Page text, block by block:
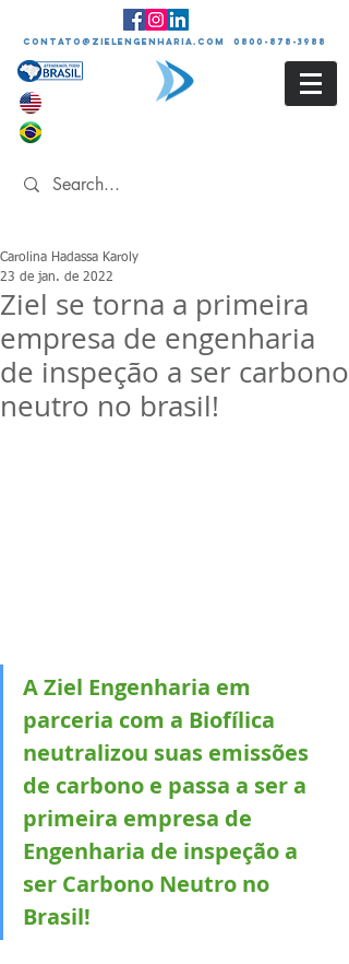
contato@zielengenharia.com 0800-878-3988
Ziel se torna a primeira
empresa de engenharia
de inspeção a ser carbono
neutro no brasil!
Carolina Hadassa Karoly
23 de jan. de 2022
A Ziel Engenharia em
parceria com a Biofílica
neutralizou suas emissões
de carbono e passa a ser a
primeira empresa de
Engenharia de inspeção a
ser Carbono Neutro no
Brasil!